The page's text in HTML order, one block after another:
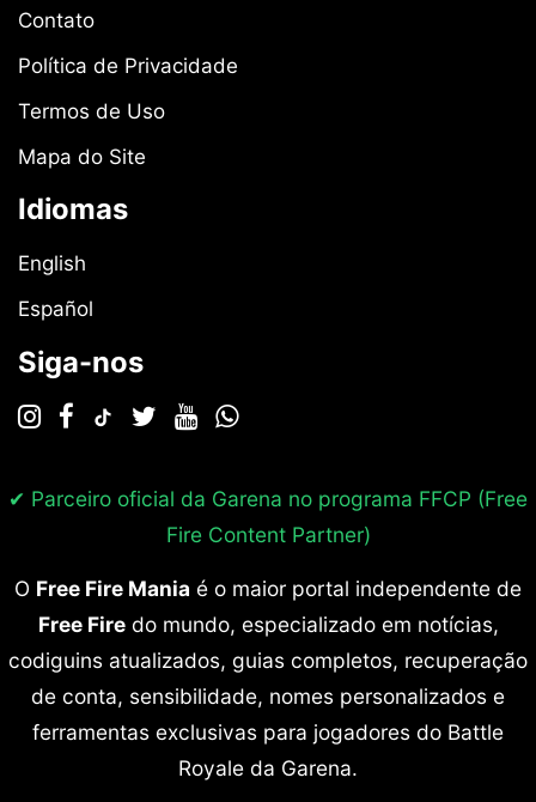
Contato
Política de Privacidade
Termos de Uso
Mapa do Site
Idiomas
English
Español
Siga-nos
✔ Parceiro oficial da Garena no programa FFCP (Free
Fire Content Partner)
O Free Fire Mania é o maior portal independente de
Free Firedo mundo, especializado em notícias,
codiguins atualizados, guias completos, recuperação
de conta, sensibilidade, nomes personalizados e
ferramentas exclusivas para jogadores do Battle
Royale da Garena.